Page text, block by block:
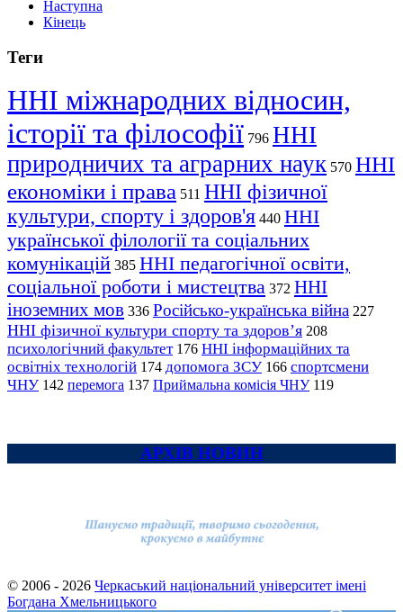
Наступна
Кінець
Теги
ННІ міжнародних відносин,
історії та філософії 796 ННІ
природничих та аграрних наук 570 ННІ
економіки і права 511 ННІ фізичної
культури, спорту і здоров'я 440 ННІ
української філології та соціальних
комунікацій 385 ННІ педагогічної освіти,
соціальної роботи і мистецтва 372 ННІ
іноземних мов 336 Російсько-українська війна 227
ННІ фізичної культури спорту та здоров’я 208
психологічний факультет 176 ННІ інформаційних та
освітніх технологій 174 допомога ЗСУ 166 спортсмени
ЧНУ 142 перемога 137 Приймальна комісія ЧНУ 119
АРХІВ НОВИН
© 2006 - 2026 Черкаський національний університет імені
Богдана Хмельницького